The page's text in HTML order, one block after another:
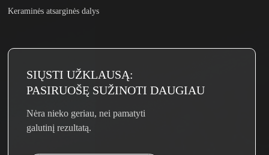
Keraminės atsarginės dalys
SIŲSTI UŽKLAUSĄ:
PASIRUOŠĘ SUŽINOTI DAUGIAU
Nėra nieko geriau, nei pamatyti
galutinį rezultatą.